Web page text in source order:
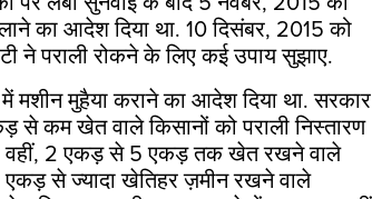
का आदेश दिया था. 10दिसंबर, 2015 को
ने पराली रोकने के लिए कई उपाय सुझाए.
मुहैया कराने का आदेश दिया था. सरकार
से कम खेत वाले किसानों को पराली निस्तारण
, 2 एकड़ से 5 एकड़ तक खेत रखने वाले
एकड़ से ज्यादा खेतिहर ज़मीन रखने वाले